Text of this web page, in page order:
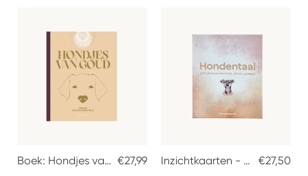
Boek: Hondjes van Goud - Ode aan de Buitenlandse Hond €27,99 Inzichtkaarten - Hondentaal €27,50